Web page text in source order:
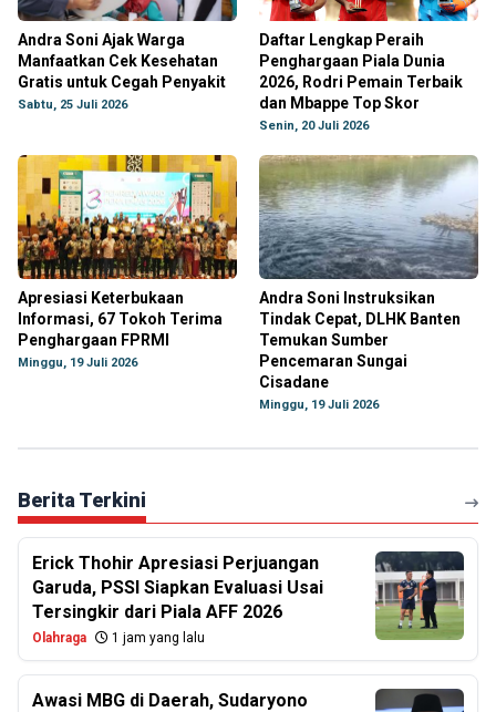
Andra Soni Ajak Warga
Manfaatkan Cek Kesehatan
Gratis untuk Cegah Penyakit
Sabtu, 25 Juli 2026
Daftar Lengkap Peraih
Penghargaan Piala Dunia
2026, Rodri Pemain Terbaik
dan Mbappe Top Skor
Senin, 20 Juli 2026
Apresiasi Keterbukaan
Informasi, 67 Tokoh Terima
Penghargaan FPRMI
Minggu, 19 Juli 2026
Andra Soni Instruksikan
Tindak Cepat, DLHK Banten
Temukan Sumber
Pencemaran Sungai
Cisadane
Minggu, 19 Juli 2026
Berita Terkini
Erick Thohir Apresiasi Perjuangan
Garuda, PSSI Siapkan Evaluasi Usai
Tersingkir dari Piala AFF 2026
Olahraga 1 jam yang lalu
Awasi MBG di Daerah, Sudaryono